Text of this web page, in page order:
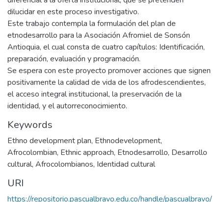
dilucidar en este proceso investigativo.
Este trabajo contempla la formulación del plan de
etnodesarrollo para la Asociación Afromiel de Sonsón
Antioquia, el cual consta de cuatro capítulos: Identificación,
preparación, evaluación y programación.
Se espera con este proyecto promover acciones que signen
positivamente la calidad de vida de los afrodescendientes,
el acceso integral institucional, la preservación de la
identidad, y el autorreconocimiento.
Keywords
Ethno development plan, Ethnodevelopment,
Afrocolombian, Ethnic approach, Etnodesarrollo, Desarrollo
cultural, Afrocolombianos, Identidad cultural
URI
https://repositorio.pascualbravo.edu.co/handle/pascualbravo/